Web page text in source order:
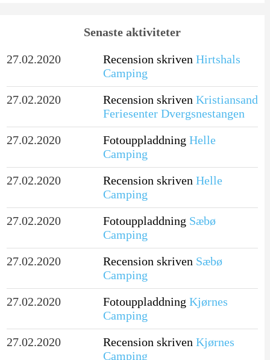
Senaste aktiviteter
27.02.2020 Recension skriven Hirtshals
Camping
27.02.2020
Recension skriven Kristiansand
Feriesenter Dvergsnestangen
27.02.2020
Fotouppladdning Helle
Camping
27.02.2020
Recension skriven Helle
Camping
27.02.2020
Fotouppladdning Sæbø
Camping
27.02.2020
Recension skriven Sæbø
Camping
27.02.2020
Fotouppladdning Kjørnes
Camping
27.02.2020
Recension skriven Kjørnes
Camping